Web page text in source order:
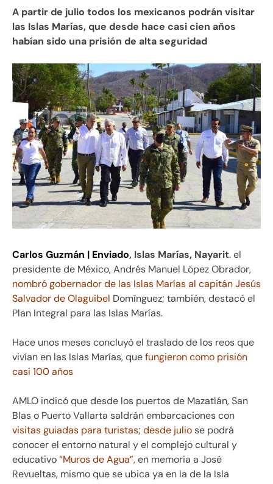
A partir de julio todos los mexicanos podrán visitar
las Islas Marías, que desde hace casi cien años
habían sido una prisión de alta seguridad
Carlos Guzmán | Enviado, Islas Marías, Nayarit. el
presidente de México, Andrés Manuel López Obrador,
nombró gobernador de las Islas Marías al capitán Jesús
Salvador de Olaguibel Domínguez; también, destacó el
Plan Integral para las Islas Marías.
Hace unos meses concluyó el traslado de los reos que
vivían en las Islas Marías, quefungieron como prisión
casi 100 años
AMLO indicó que desde los puertos de Mazatlán, San
Blas o Puerto Vallarta saldrán embarcaciones con
visitas guiadas para turistas; desde juliose podrá
conocer el entorno natural y el complejo cultural y
educativo“Muros de Agua”,en memoria a José
Revueltas, mismo que se ubica ya en la de la Isla